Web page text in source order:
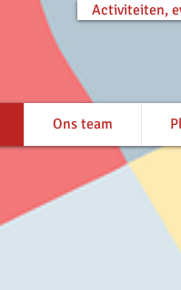
Activiteiten,
Ons team